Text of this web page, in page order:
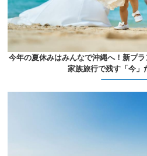
今年の夏休みはみんなで沖縄へ！新プ
家族旅行で残す「今」